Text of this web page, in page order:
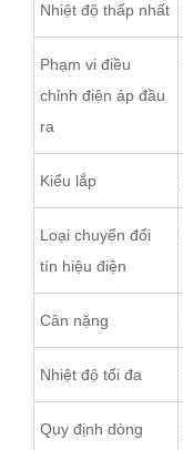
Nhiệt độ thấp nhất
Phạm vi điều
chỉnh điện áp đầu
ra
Kiểu lắp
Loại chuyển đổi
tín hiệu điện
Cân nặng
Nhiệt độ tối đa
Quy định dòng